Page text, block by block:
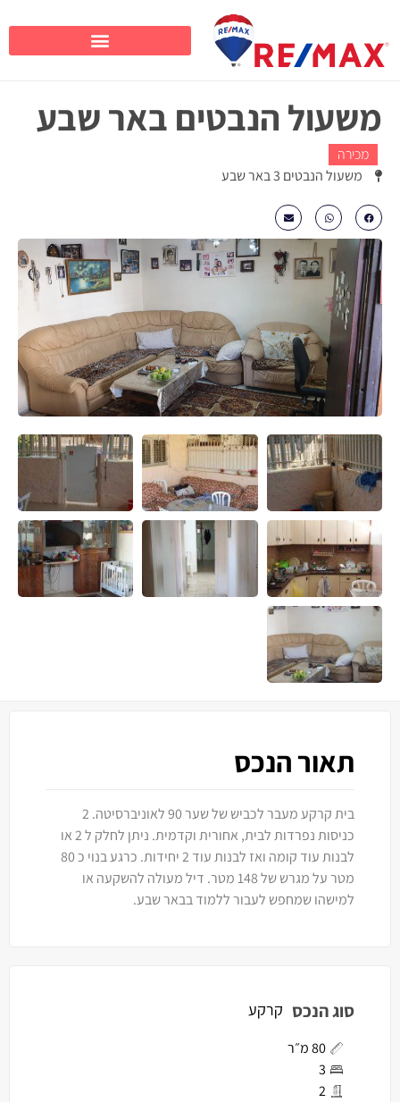
משעול הנבטים באר שבע
מכירה
משעול הנבטים 3 באר שבע
₪1020000
תאור הנכס
בית קרקע מעבר לכביש של שער 90 לאוניברסיטה. 2
כניסות נפרדות לבית, אחורית וקדמית. ניתן לחלק ל 2 או
לבנות עוד קומה ואז לבנות עוד 2 יחידות. כרגע בנוי כ 80
מטר על מגרש של 148 מטר. דיל מעולה להשקעה או
למישהו שמחפש לעבור ללמוד בבאר שבע.
סוג הנכס קרקע
80 מ״ר
3
2